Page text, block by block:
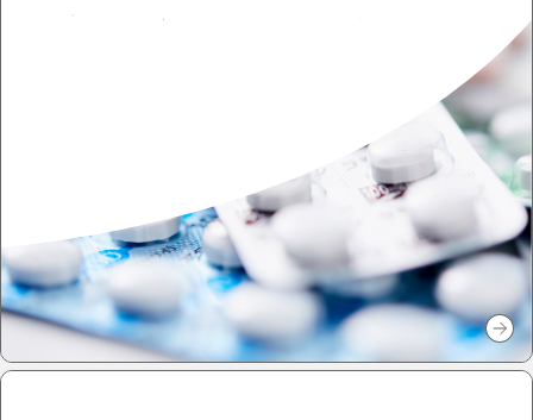
めてお届けすること。そのための努力を積み重ねます。